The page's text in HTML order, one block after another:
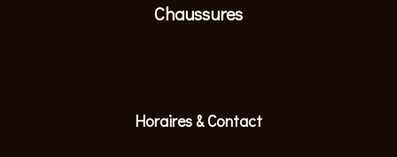
Chaussures
Horaires & Contact